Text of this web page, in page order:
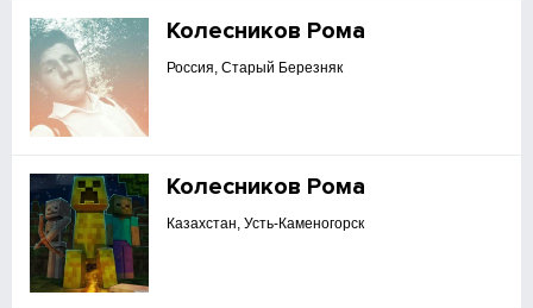
Колесников Рома
Россия, Старый Березняк
Колесников Рома
Казахстан, Усть-Каменогорск